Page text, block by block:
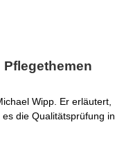
Wipp. Er erläutert,
die Qualitätsprüfung in